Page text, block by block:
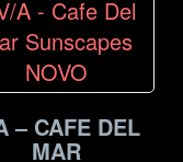
– CAFE DEL
MAR